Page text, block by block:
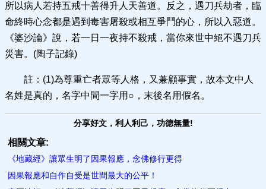
所以病人若持五戒十善得升人天善道。反之，遇刀兵劫者，臨
命終時心念都是遇到毒害屠殺或相互爭鬥的心，所以入惡道。
《婆沙論》說，若一日一夜持不殺戒，當你來世中絕不遇刀兵
災害。(陶子記錄)
註：(1)為尊重亡者眾等人格，又兼顧事實，故本文中人
名姓是真的，名字中間一字用○，末後名用假名。
分享好文，利人利己，功德無量!
相關文章:
《地藏經》讓眾生明了因果報應​，念佛修行更得
因果報應和自作自受是世間最大的公平！